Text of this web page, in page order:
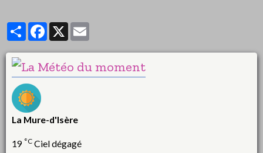
PartagerFacebook
X
La Mure-d'Isère
19 °C Ciel dégagé